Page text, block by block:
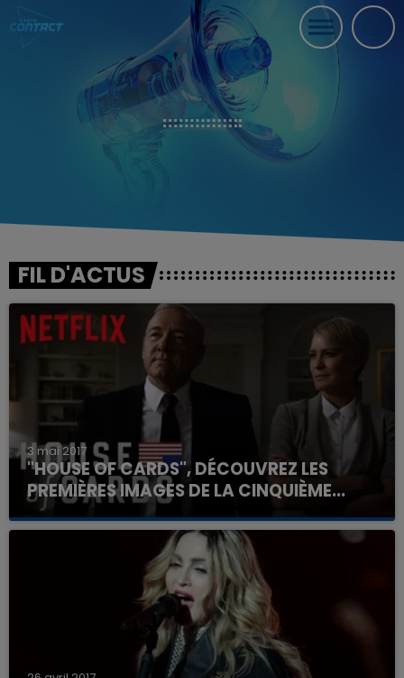
FIL D'ACTUS
3 mai 2017
"HOUSE OF CARDS", DÉCOUVREZ LES
PREMIÈRES IMAGES DE LA CINQUIÈME...